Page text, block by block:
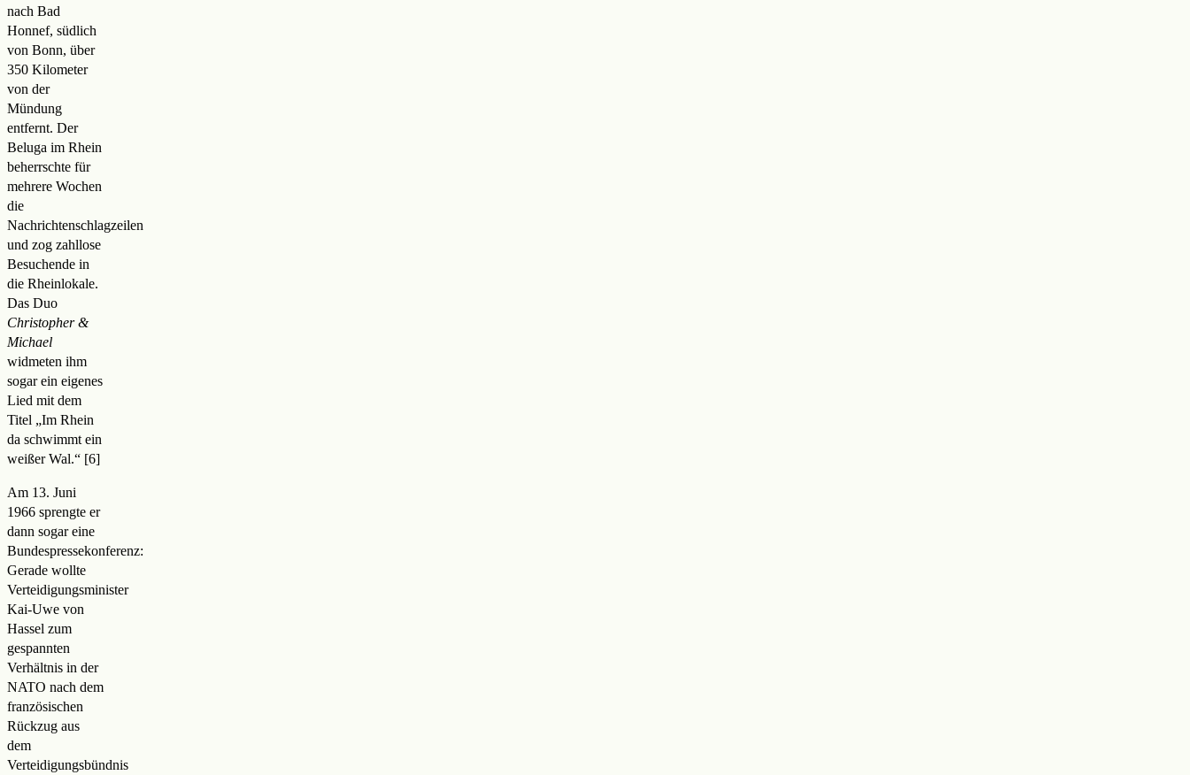
nach Bad
Honnef, südlich
von Bonn, über
350 Kilometer
von der
Mündung
entfernt. Der
Beluga im Rhein
beherrschte für
mehrere Wochen
die
Nachrichtenschlagzeilen
und zog zahllose
Besuchende in
die Rheinlokale.
Das Duo
Christopher &
Michael
widmeten ihm
sogar ein eigenes
Lied mit dem
Titel „Im Rhein
da schwimmt ein
weißer Wal.“
Am 13. Juni
1966 sprengte er
dann sogar eine
Bundespressekonferenz:
Gerade wollte
Verteidigungsminister
Kai-Uwe von
Hassel zum
gespannten
Verhältnis in der
NATO nach dem
französischen
Rückzug aus
dem
Verteidigungsbündnis